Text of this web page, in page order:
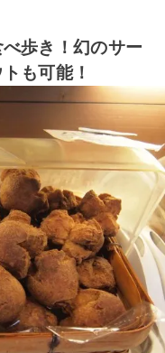
べ歩き！幻のサー
も可能！